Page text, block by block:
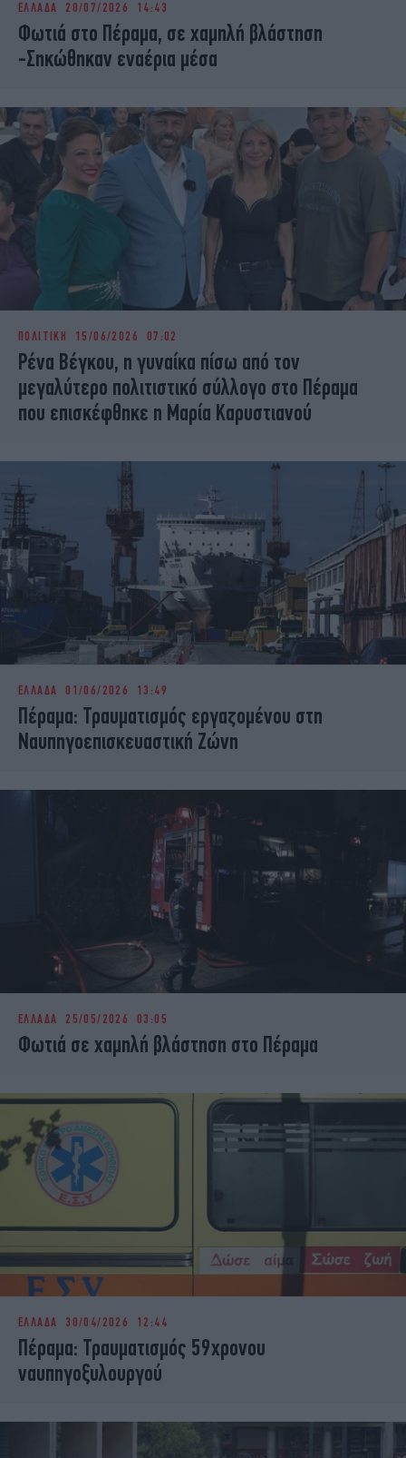
iBOOKS
OSCARS
THE OCEAN
MEDIA
NEWSLETTER
ΕΛΛΑΔΑ 20/07/2026 14:43
Φωτιά στο Πέραμα, σε χαμηλή βλάστηση
-Σηκώθηκαν εναέρια μέσα
ΠΟΛΙΤΙΚΗ 15/06/2026 07:02
Ρένα Βέγκου, η γυναίκα πίσω από τον
μεγαλύτερο πολιτιστικό σύλλογο στο Πέραμα
που επισκέφθηκε η Μαρία Καρυστιανού
ΕΛΛΑΔΑ 01/06/2026 13:49
Πέραμα: Τραυματισμός εργαζομένου στη
Ναυπηγοεπισκευαστική Ζώνη
ΕΛΛΑΔΑ 25/05/2026 03:05
Φωτιά σε χαμηλή βλάστηση στο Πέραμα
ΕΛΛΑΔΑ 30/04/2026 12:44
Πέραμα: Τραυματισμός 59χρονου
ναυπηγοξυλουργού